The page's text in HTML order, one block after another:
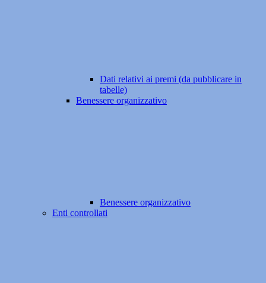
Dati relativi ai premi (da pubblicare in
tabelle)
Benessere organizzativo
Benessere organizzativo
Enti controllati